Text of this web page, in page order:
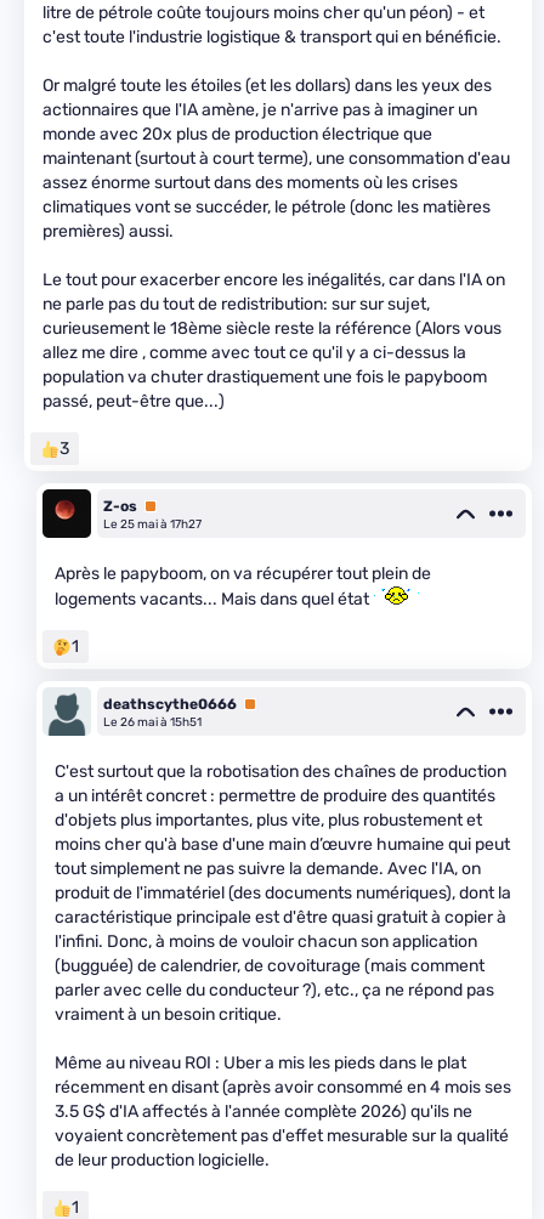
litre de pétrole coûte toujours moins cher qu'un péon) - et
c'est toute l'industrie logistique & transport qui en bénéficie.
Or malgré toute les étoiles (et les dollars) dans les yeux des
actionnaires que l'IA amène, je n'arrive pas à imaginer un
monde avec 20x plus de production électrique que
maintenant (surtout à court terme), une consommation d'eau
assez énorme surtout dans des moments où les crises
climatiques vont se succéder, le pétrole (donc les matières
premières) aussi.
Le tout pour exacerber encore les inégalités, car dans l'IA on
ne parle pas du tout de redistribution: sur sur sujet,
curieusement le 18ème siècle reste la référence (Alors vous
allez me dire , comme avec tout ce qu'il y a ci-dessus la
population va chuter drastiquement une fois le papyboom
passé, peut-être que...)
3
Z-os Premium
Le 25 mai à 17h27
Après le papyboom, on va récupérer tout plein de
logements vacants... Mais dans quel état
1
deathscythe0666 Premium
Le 26 mai à 15h51
C'est surtout que la robotisation des chaînes de production
a un intérêt concret : permettre de produire des quantités
d'objets plus importantes, plus vite, plus robustement et
moins cher qu'à base d'une main d’œuvre humaine qui peut
tout simplement ne pas suivre la demande. Avec l'IA, on
produit de l'immatériel (des documents numériques), dont la
caractéristique principale est d'être quasi gratuit à copier à
l'infini. Donc, à moins de vouloir chacun son application
(bugguée) de calendrier, de covoiturage (mais comment
parler avec celle du conducteur ?), etc., ça ne répond pas
vraiment à un besoin critique.
Même au niveau ROI : Uber a mis les pieds dans le plat
récemment en disant (après avoir consommé en 4 mois ses
3.5 G$ d'IA affectés à l'année complète 2026) qu'ils ne
voyaient concrètement pas d'effet mesurable sur la qualité
de leur production logicielle.
1